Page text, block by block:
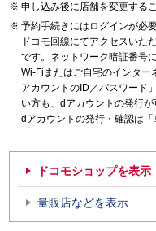
申し込み後に店舗を変更する
予約手続きにはログインが必要
ドコモ回線にてアクセスいた
です。ネットワーク暗証番号
Wi-Fiまたはご自宅のインター
アカウントのID／パスワード
い方も、dアカウントの発行が
dアカウントの発行・確認は「
ドコモショップを表示
量販店などを表示